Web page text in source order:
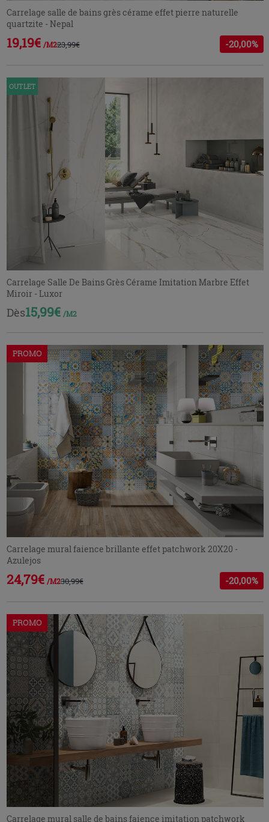
Carrelage salle de bains grès cérame effet pierre naturelle
quartzite - Nepal
19,19€ /M223,99€ -20,00%
OUTLET
Carrelage Salle De Bains Grès Cérame Imitation Marbre Effet
Miroir - Luxor
Dès15,99€ /M2
PROMO
Carrelage mural faience brillante effet patchwork 20X20 -
Azulejos
24,79€ /M230,99€ -20,00%
PROMO
Carrelage mural salle de bains faience imitation patchwork